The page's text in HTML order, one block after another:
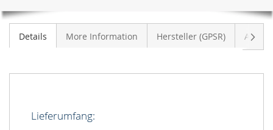
Details More Information Hersteller (GPSR)
Lieferumfang: